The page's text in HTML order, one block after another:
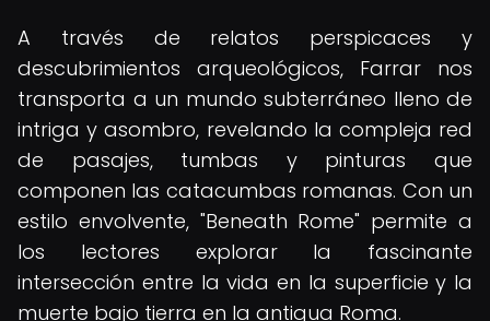
A través de relatos perspicaces y
descubrimientos arqueológicos, Farrar nos
transporta a un mundo subterráneo lleno de
intriga y asombro, revelando la compleja red
de pasajes, tumbas y pinturas que
componen las catacumbas romanas. Con un
estilo envolvente, "Beneath Rome" permite a
los lectores explorar la fascinante
intersección entre la vida en la superficie y la
muerte bajo tierra en la antigua Roma.